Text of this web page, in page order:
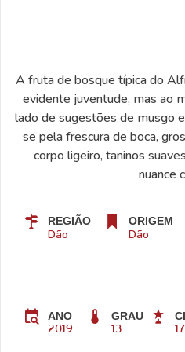
A fruta de bosque típica do
evidente juventude, mas ao
lado de sugestões de musgo
se pela frescura de boca,
corpo ligeiro, taninos
nuance
REGIÃO
Dão
ORIGEM
Dão
ANO
2019
GRAU
13 17